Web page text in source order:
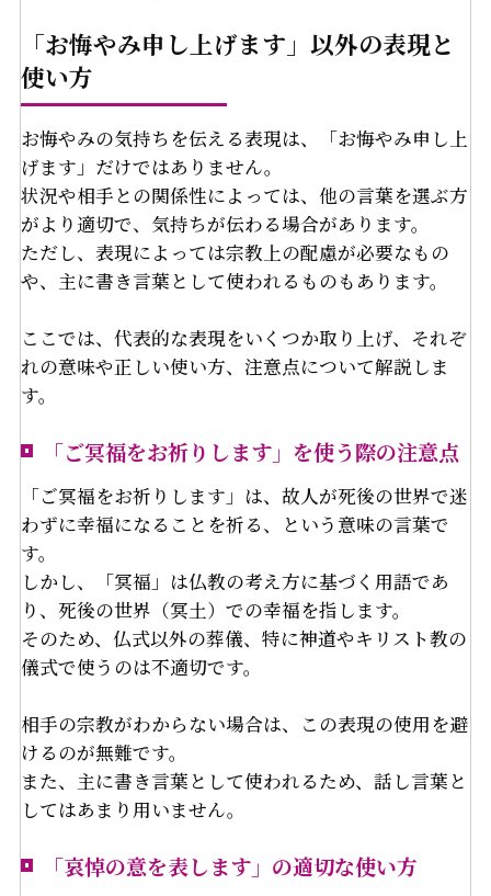
「お悔やみ申し上げます」以外の表現と
使い方
お悔やみの気持ちを伝える表現は、「お悔やみ申し上
げます」だけではありません。
状況や相手との関係性によっては、他の言葉を選ぶ方
がより適切で、気持ちが伝わる場合があります。
ただし、表現によっては宗教上の配慮が必要なもの
や、主に書き言葉として使われるものもあります。
ここでは、代表的な表現をいくつか取り上げ、それぞ
れの意味や正しい使い方、注意点について解説しま
す。
「ご冥福をお祈りします」を使う際の注意点
「ご冥福をお祈りします」は、故人が死後の世界で迷
わずに幸福になることを祈る、という意味の言葉で
す。
しかし、「冥福」は仏教の考え方に基づく用語であ
り、死後の世界（冥土）での幸福を指します。
そのため、仏式以外の葬儀、特に神道やキリスト教の
儀式で使うのは不適切です。
相手の宗教がわからない場合は、この表現の使用を避
けるのが無難です。
また、主に書き言葉として使われるため、話し言葉と
してはあまり用いません。
「哀悼の意を表します」の適切な使い方